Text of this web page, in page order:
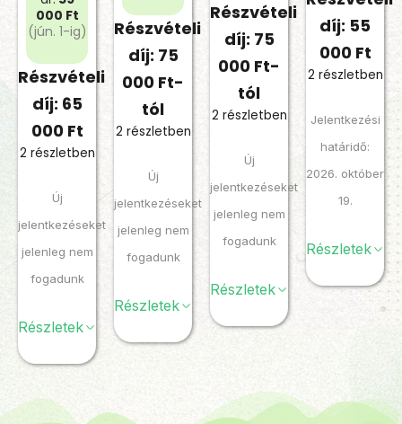
000 Ft
(jún. 1-ig)
Részvételi
díj: 65
000 Ft
2 részletben
Új
jelentkezéseket
jelenleg nem
fogadunk
Részletek
Részvételi
díj: 75
000 Ft-
tól
2 részletben
Új
jelentkezéseket
jelenleg nem
fogadunk
Részletek
Részvételi
díj: 75
000 Ft-
tól
2 részletben
Új
jelentkezéseket
jelenleg nem
fogadunk
Részletek
díj: 55
000 Ft
2 részletben
Jelentkezési
határidő:
2026. október
19.
Részletek